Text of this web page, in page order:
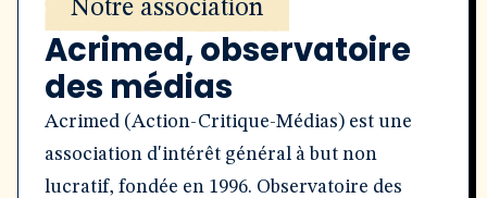
Notre association
Acrimed, observatoire
des médias
Acrimed (Action-Critique-Médias) est une
association d'intérêt général à but non
lucratif, fondée en 1996. Observatoire des